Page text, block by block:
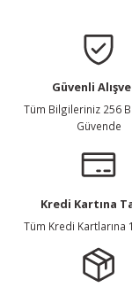
Güvenli
Tüm Bilgileriniz 256
Güvende
Kredi Kartına
Tüm Kredi Kartlarına